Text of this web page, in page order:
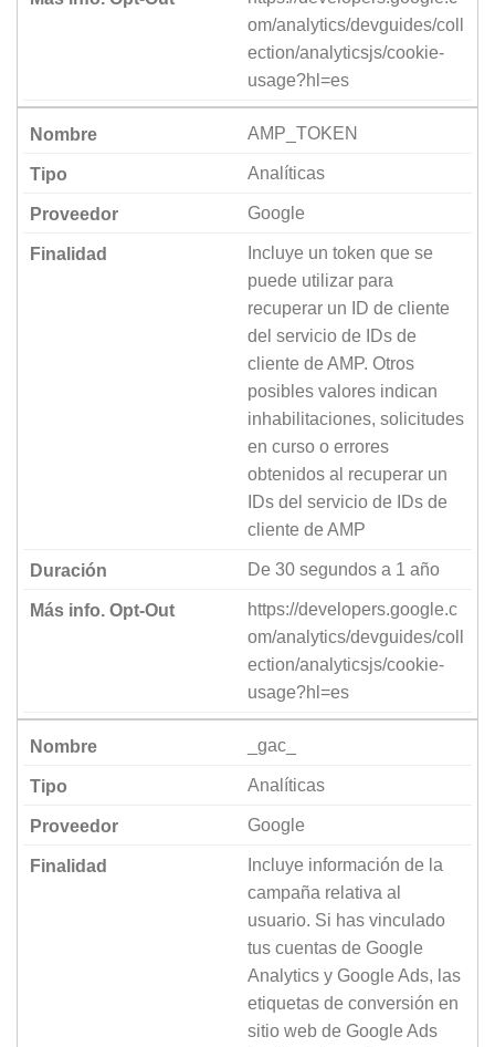
om/analytics/devguides/coll
ection/analyticsjs/cookie-
usage?hl=es
AMP_TOKEN
Analíticas
Google
Incluye un token que se
puede utilizar para
recuperar un ID de cliente
del servicio de IDs de
cliente de AMP. Otros
posibles valores indican
inhabilitaciones, solicitudes
en curso o errores
obtenidos al recuperar un
IDs del servicio de IDs de
cliente de AMP
De 30 segundos a 1 año
https://developers.google.c
om/analytics/devguides/coll
ection/analyticsjs/cookie-
usage?hl=es
_gac_
Analíticas
Google
Incluye información de la
campaña relativa al
usuario. Si has vinculado
tus cuentas de Google
Analytics y Google Ads, las
etiquetas de conversión en
sitio web de Google Ads